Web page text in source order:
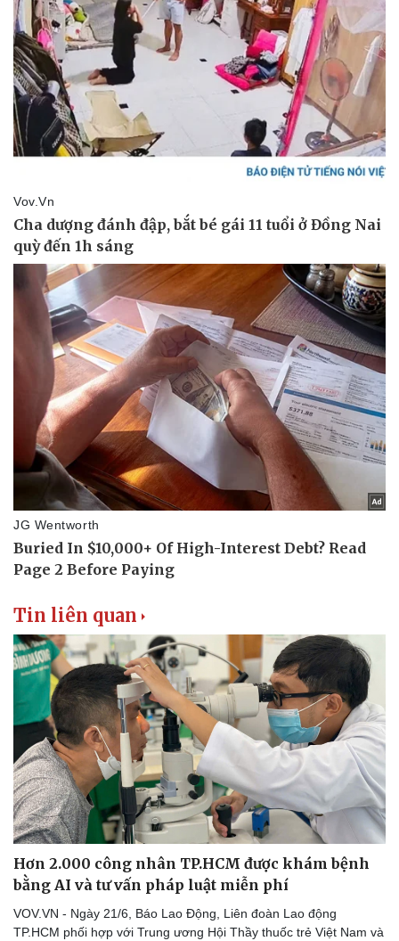
Tin liên quan
Hơn 2.000 công nhân TP.HCM được khám bệnh
bằng AI và tư vấn pháp luật miễn phí
VOV.VN - Ngày 21/6, Báo Lao Động, Liên đoàn Lao động
TP.HCM phối hợp với Trung ương Hội Thầy thuốc trẻ Việt Nam và